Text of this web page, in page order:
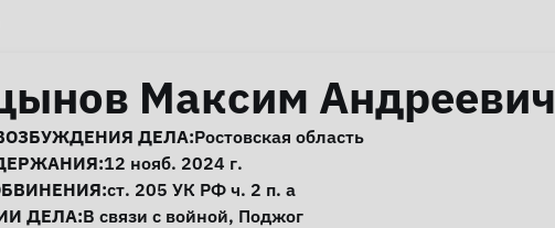
Максим Андреевич
о деле
ДЕЛА:Ростовская область
12 нояб. 2024 г.
ст. 205 УК РФ ч. 2 п. а
ДЕЛА:В связи с войной, Поджог